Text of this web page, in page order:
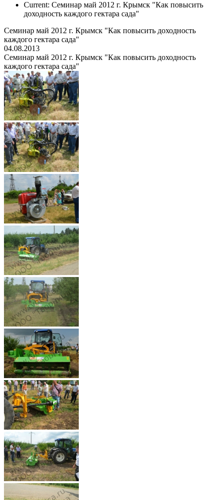
Current: Семинар май 2012 г. Крымск "Как повысить
доходность каждого гектара сада"
Семинар май 2012 г. Крымск "Как повысить доходность
каждого гектара сада"
04.08.2013
Семинар май 2012 г. Крымск "Как повысить доходность
каждого гектара сада"